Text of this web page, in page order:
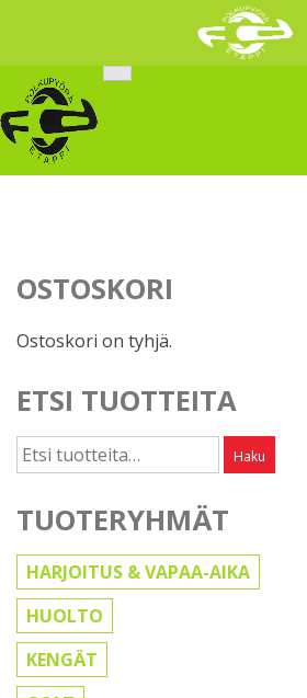
content
OSTOSKORI
Ostoskori on tyhjä.
ETSI TUOTTEITA
Etsi: Haku
TUOTERYHMÄT
HARJOITUS & VAPAA-AIKA
HUOLTO
KENGÄT